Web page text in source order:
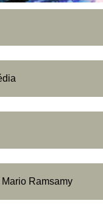
Ramsamy